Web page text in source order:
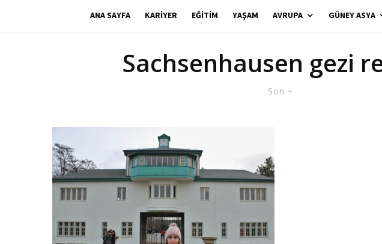
ANA SAYFA KARIYER EĞITIM YAŞAM AVRUPA GÜNEY ASYA
Sachsenhausen gezi
Son